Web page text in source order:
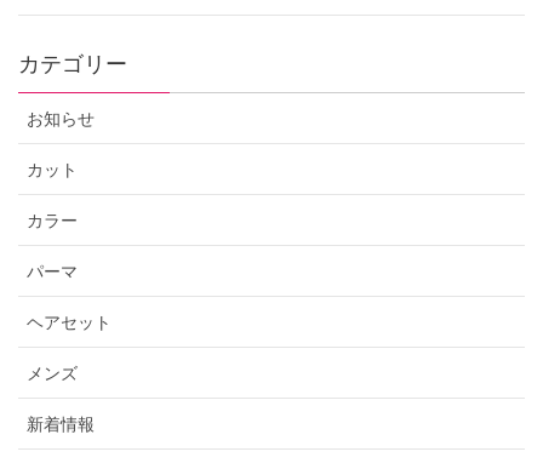
カテゴリー
お知らせ
カット
カラー
パーマ
ヘアセット
メンズ
新着情報